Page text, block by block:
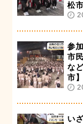
松市
参
市
な
市】
い